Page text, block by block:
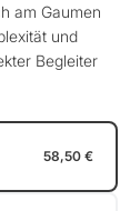
am Gaumen
und
Begleiter
58,50 €